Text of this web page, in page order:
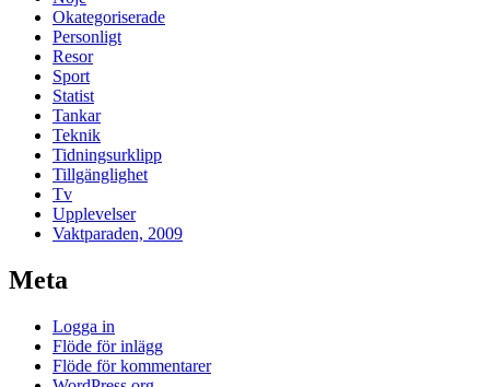
Okategoriserade
Personligt
Resor
Sport
Statist
Tankar
Teknik
Tidningsurklipp
Tillgänglighet
Tv
Upplevelser
Vaktparaden, 2009
Meta
Logga in
Flöde för inlägg
Flöde för kommentarer